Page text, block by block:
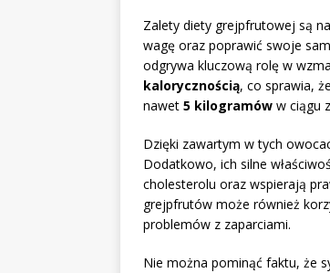
Zalety diety grejpfrutowej są
wagę oraz poprawić swoje
odgrywa kluczową rolę w
kalorycznością, co sprawia,
nawet 5 kilogramów w ciągu
Dzięki zawartym w tych
Dodatkowo, ich silne
cholesterolu oraz wspierają
grejpfrutów może również
problemów z zaparciami.
Nie można pominąć faktu, że